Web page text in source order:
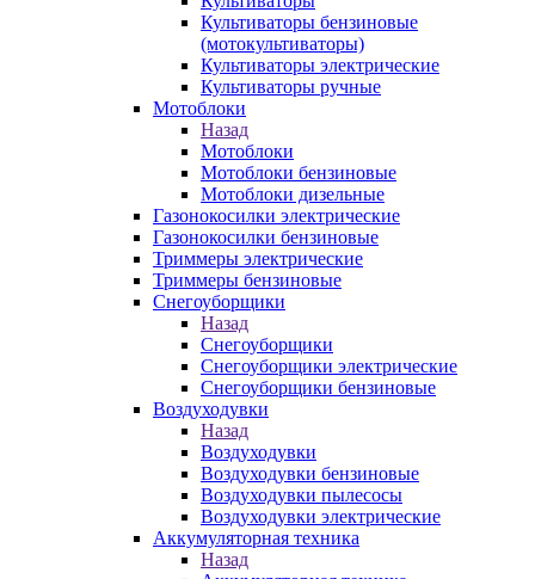
Культиваторы бензиновые
(мотокультиваторы)
Культиваторы электрические
Культиваторы ручные
Мотоблоки
Назад
Мотоблоки
Мотоблоки бензиновые
Мотоблоки дизельные
Газонокосилки электрические
Газонокосилки бензиновые
Триммеры электрические
Триммеры бензиновые
Снегоуборщики
Назад
Снегоуборщики
Снегоуборщики электрические
Снегоуборщики бензиновые
Воздуходувки
Назад
Воздуходувки
Воздуходувки бензиновые
Воздуходувки пылесосы
Воздуходувки электрические
Аккумуляторная техника
Назад